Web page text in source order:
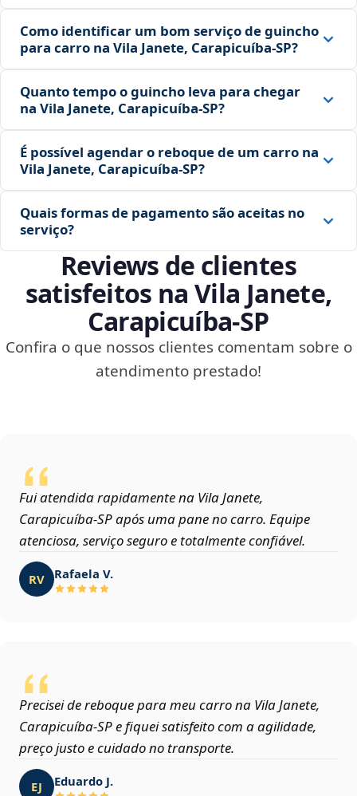
Como identificar um bom serviço de guincho
para carro na Vila Janete, Carapicuíba‑SP?
Quanto tempo o guincho leva para chegar
na Vila Janete, Carapicuíba‑SP?
É possível agendar o reboque de um carro na
Vila Janete, Carapicuíba‑SP?
Quais formas de pagamento são aceitas no
serviço?
Reviews de clientes
satisfeitos na Vila Janete,
Carapicuíba‑SP
Confira o que nossos clientes comentam sobre o
atendimento prestado!
Fui atendida rapidamente na Vila Janete,
Carapicuíba‑SP após uma pane no carro. Equipe
atenciosa, serviço seguro e totalmente confiável.
RV Rafaela V.
Precisei de reboque para meu carro na Vila Janete,
Carapicuíba‑SP e fiquei satisfeito com a agilidade,
preço justo e cuidado no transporte.
EJ Eduardo J.